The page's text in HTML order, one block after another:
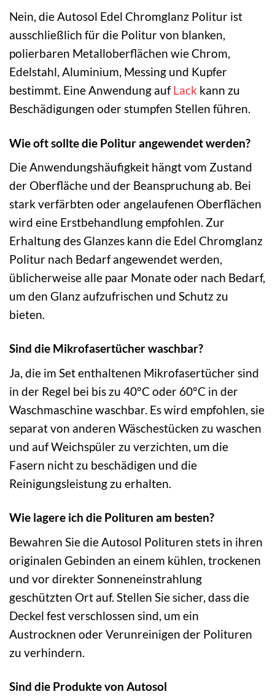
Nein, die Autosol Edel Chromglanz Politur ist
ausschließlich für die Politur von blanken,
polierbaren Metalloberflächen wie Chrom,
Edelstahl, Aluminium, Messing und Kupfer
bestimmt. Eine Anwendung aufLack kann zu
Beschädigungen oder stumpfen Stellen führen.
Wie oft sollte die Politur angewendet werden?
Die Anwendungshäufigkeit hängt vom Zustand
der Oberfläche und der Beanspruchung ab. Bei
stark verfärbten oder angelaufenen Oberflächen
wird eine Erstbehandlung empfohlen. Zur
Erhaltung des Glanzes kann die Edel Chromglanz
Politur nach Bedarf angewendet werden,
üblicherweise alle paar Monate oder nach Bedarf,
um den Glanz aufzufrischen und Schutz zu
bieten.
Sind die Mikrofasertücher waschbar?
Ja, die im Set enthaltenen Mikrofasertücher sind
in der Regel bei bis zu 40°C oder 60°C in der
Waschmaschine waschbar. Es wird empfohlen, sie
separat von anderen Wäschestücken zu waschen
und auf Weichspüler zu verzichten, um die
Fasern nicht zu beschädigen und die
Reinigungsleistung zu erhalten.
Wie lagere ich die Polituren am besten?
Bewahren Sie die Autosol Polituren stets in ihren
originalen Gebinden an einem kühlen, trockenen
und vor direkter Sonneneinstrahlung
geschützten Ort auf. Stellen Sie sicher, dass die
Deckel fest verschlossen sind, um ein
Austrocknen oder Verunreinigen der Polituren
zu verhindern.
Sind die Produkte von Autosol